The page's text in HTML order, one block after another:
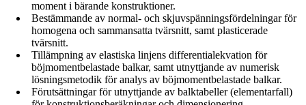
moment i bärande konstruktioner.
Bestämmande av normal- och skjuvspänningsfördelningar för
homogena och sammansatta tvärsnitt, samt plasticerade
tvärsnitt.
Tillämpning av elastiska linjens differentialekvation för
böjmomentbelastade balkar, samt utnyttjande av numerisk
lösningsmetodik för analys av böjmomentbelastade balkar.
Förutsättningar för utnyttjande av balktabeller (elementarfall)